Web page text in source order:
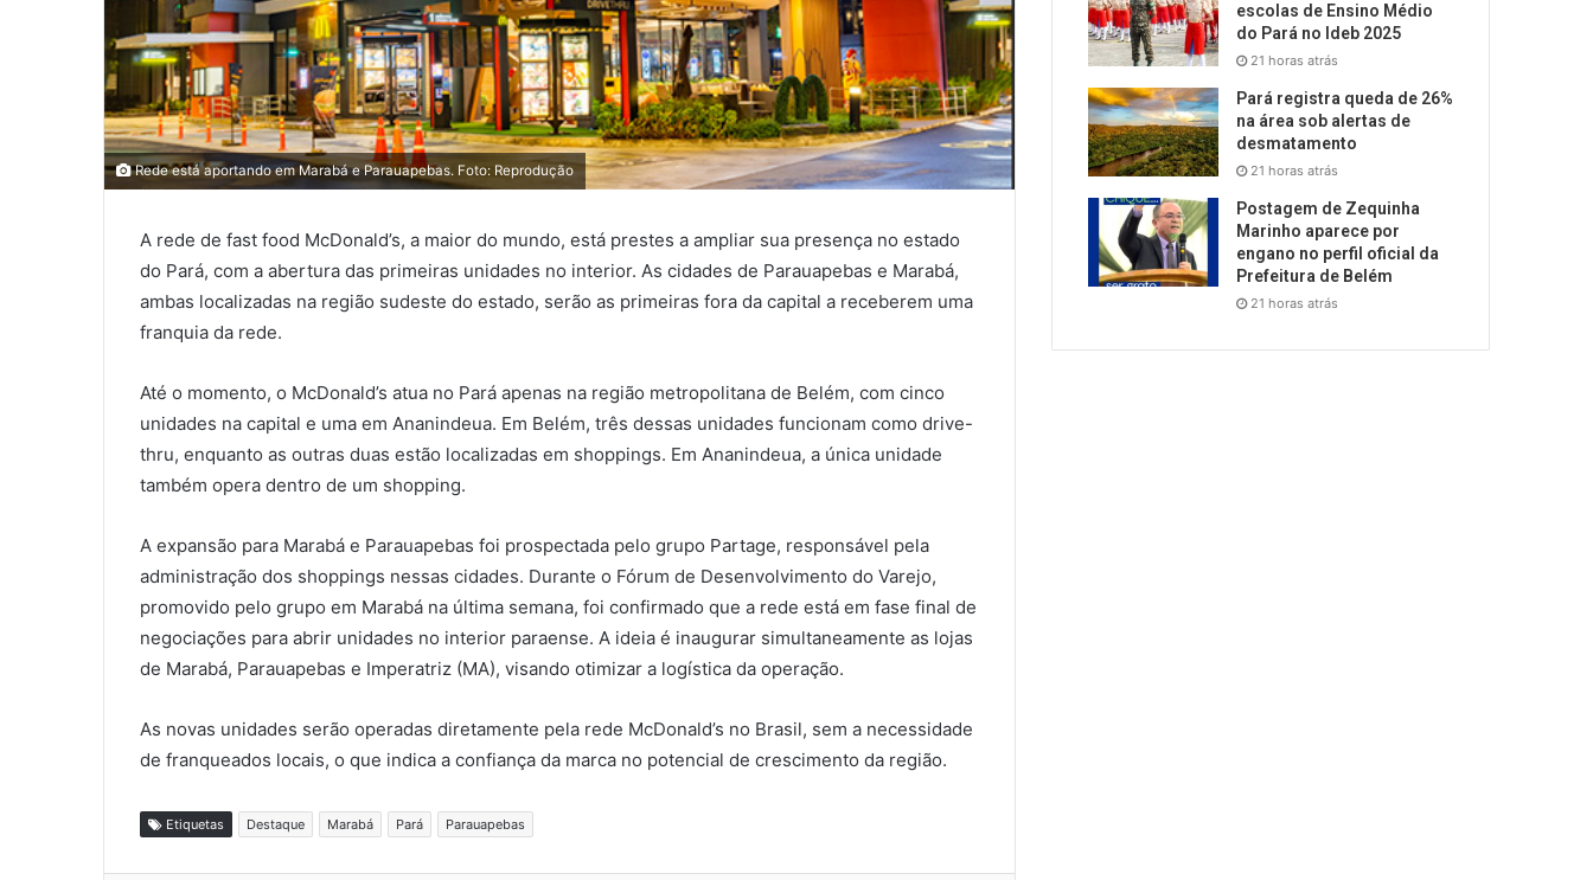
Rede está aportando em Marabá e Parauapebas. Foto: Reprodução
A rede de fast food McDonald’s, a maior do mundo, está prestes a ampliar sua presença no estado
do Pará, com a abertura das primeiras unidades no interior. As cidades de Parauapebas e Marabá,
ambas localizadas na região sudeste do estado, serão as primeiras fora da capital a receberem uma
franquia da rede.
Até o momento, o McDonald’s atua no Pará apenas na região metropolitana de Belém, com cinco
unidades na capital e uma em Ananindeua. Em Belém, três dessas unidades funcionam como drive-
thru, enquanto as outras duas estão localizadas em shoppings. Em Ananindeua, a única unidade
também opera dentro de um shopping.
A expansão para Marabá e Parauapebas foi prospectada pelo grupo Partage, responsável pela
administração dos shoppings nessas cidades. Durante o Fórum de Desenvolvimento do Varejo,
promovido pelo grupo em Marabá na última semana, foi confirmado que a rede está em fase final de
negociações para abrir unidades no interior paraense. A ideia é inaugurar simultaneamente as lojas
de Marabá, Parauapebas e Imperatriz (MA), visando otimizar a logística da operação.
As novas unidades serão operadas diretamente pela rede McDonald’s no Brasil, sem a necessidade
de franqueados locais, o que indica a confiança da marca no potencial de crescimento da região.
Etiquetas Destaque Marabá Pará Parauapebas
escolas de Ensino Médio
do Pará no Ideb 2025
21 horas atrás
Pará registra queda de 26%
na área sob alertas de
desmatamento
21 horas atrás
Postagem de Zequinha
Marinho aparece por
engano no perfil oficial da
Prefeitura de Belém
21 horas atrás